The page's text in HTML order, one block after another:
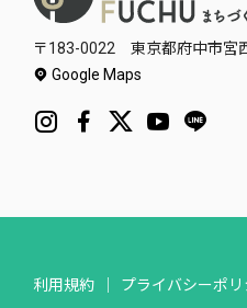
〒183-0022 東京都府中市宮
Google Maps
利用規約 プライバシーポリ